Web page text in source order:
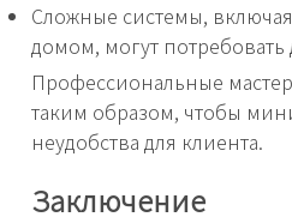
Сложные системы,
домом, могут
Профессиональные
таким образом, чтобы
неудобства для клиента.
Заключение